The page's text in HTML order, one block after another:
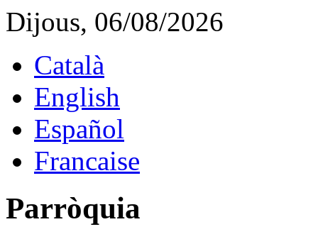
Dijous, 06/08/2026
Català
English
Español
Francaise
Parròquia